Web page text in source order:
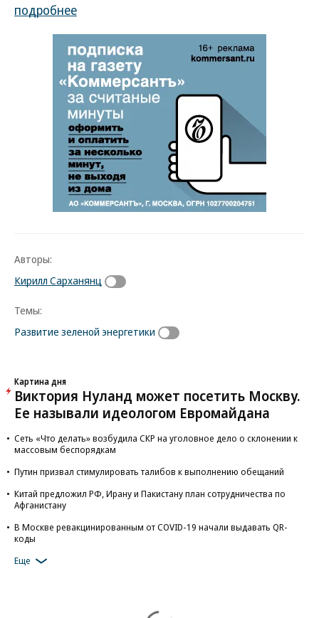
подробнее
Авторы:
Кирилл Сарханянц
Темы:
Развитие зеленой энергетики
Картина дня
Виктория Нуланд может посетить Москву.
Ее называли идеологом Евромайдана
Сеть «Что делать» возбудила СКР на уголовное дело о склонении к
массовым беспорядкам
Путин призвал стимулировать талибов к выполнению обещаний
Китай предложил РФ, Ирану и Пакистану план сотрудничества по
Афганистану
В Москве ревакцинированным от COVID-19 начали выдавать QR-
коды
Еще